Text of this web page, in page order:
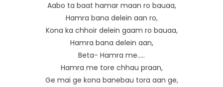
Aabo ta baat hamar maan ro bauaa,
Hamra bana delein aan ro,
Kona ka chhoir delein gaam ro bauaa,
Hamra bana delein aan,
Beta- Hamra me…..
Hamra me tore chhau praan,
Ge mai ge kona banebau tora aan ge,